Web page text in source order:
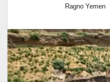
Ragno Yemen